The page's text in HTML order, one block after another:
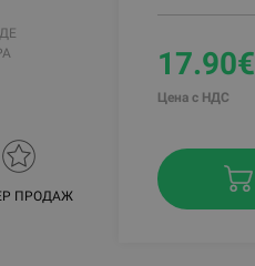
ПРОДАЖ
17.90€
Цена с НДС